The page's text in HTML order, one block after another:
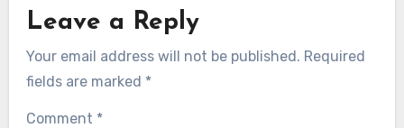
Leave a Reply
Your email address will not be published. Required
fields are marked *
Comment *